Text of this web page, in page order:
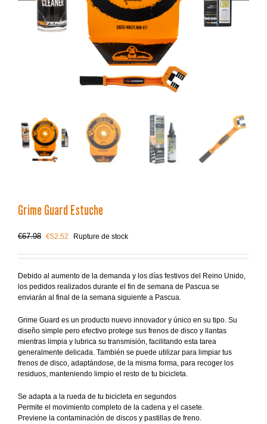
Grime Guard Estuche
€67.98 Le
initial
€67.98.
€52.52 Le
actuel
€52.52.
Rupture de stock
Debido al aumento de la demanda y los días festivos del Reino Unido,
los pedidos realizados durante el fin de semana de Pascua se
enviarán al final de la semana siguiente a Pascua.
Grime Guard es un producto nuevo innovador y único en su tipo. Su
diseño simple pero efectivo protege sus frenos de disco y llantas
mientras limpia y lubrica su transmisión, facilitando esta tarea
generalmente delicada. También se puede utilizar para limpiar tus
frenos de disco, adaptándose, de la misma forma, para recoger los
residuos, manteniendo limpio el resto de tu bicicleta.
Se adapta a la rueda de tu bicicleta en segundos
Permite el movimiento completo de la cadena y el casete.
Previene la contaminación de discos y pastillas de freno.